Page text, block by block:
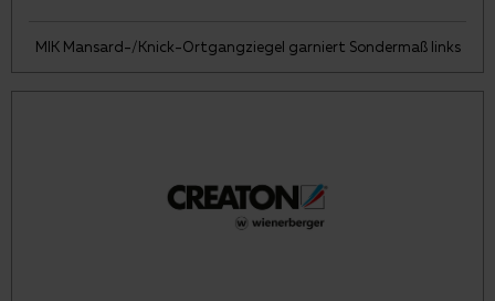
MIK Mansard-/Knick-Ortgangziegel garniert Sondermaß links